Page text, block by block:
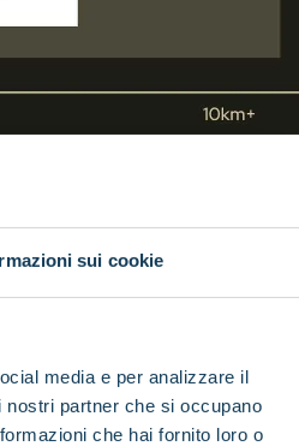
sui cookie
media e per analizzare il
partner che si occupano
che hai fornito loro o